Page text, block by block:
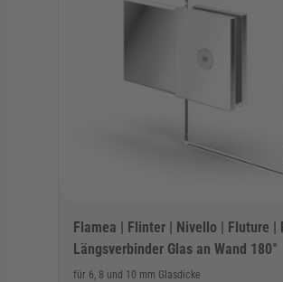
Flamea | Flinter | Nivello | Fluture |
Längsverbinder Glas an Wand 180°
für 6, 8 und 10 mm Glasdicke